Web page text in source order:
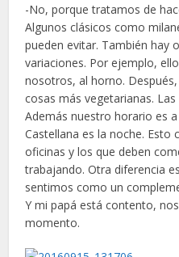
-No, porque tratamos de
Algunos clásicos como
pueden evitar. También hay
variaciones. Por ejemplo,
nosotros, al horno.
cosas más vegetarianas.
Además nuestro horario es
Castellana es la noche. Esto
oficinas y los que deben
trabajando. Otra diferencia
sentimos como un
Y mi papá está contento,
momento.